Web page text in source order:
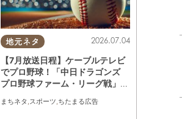
地元ネタ 2026.07.04
【7月放送日程】ケーブルテレビ
でプロ野球！「中日ドラゴンズ
プロ野球ファーム・リーグ戦」／
まちネタ スポーツ ちたまる広告